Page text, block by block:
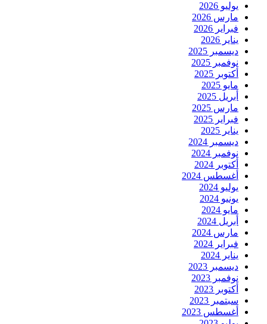
يوليو 2026
مارس 2026
فبراير 2026
يناير 2026
ديسمبر 2025
نوفمبر 2025
أكتوبر 2025
مايو 2025
أبريل 2025
مارس 2025
فبراير 2025
يناير 2025
ديسمبر 2024
نوفمبر 2024
أكتوبر 2024
أغسطس 2024
يوليو 2024
يونيو 2024
مايو 2024
أبريل 2024
مارس 2024
فبراير 2024
يناير 2024
ديسمبر 2023
نوفمبر 2023
أكتوبر 2023
سبتمبر 2023
أغسطس 2023